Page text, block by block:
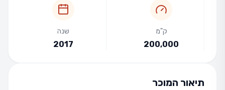
ק"מ
200,000
שנה
2017
תיאור המוכר